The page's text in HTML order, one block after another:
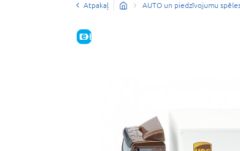
Atpakaļ AUTO un piedzīvojumu
E-CENA